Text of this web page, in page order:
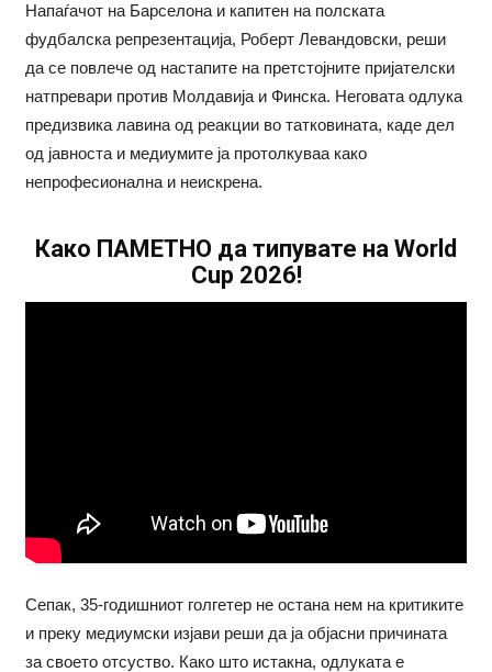
Напаѓачот на Барселона и капитен на полската
фудбалска репрезентација, Роберт Левандовски, реши
да се повлече од настапите на претстојните пријателски
натпревари против Молдавија и Финска. Неговата одлука
предизвика лавина од реакции во татковината, каде дел
од јавноста и медиумите ја протолкуваа како
непрофесионална и неискрена.
Како ПАМЕТНО да типувате на World
Cup 2026!
Сепак, 35-годишниот голгетер не остана нем на критиките
и преку медиумски изјави реши да ја објасни причината
за своето отсуство. Како што истакна, одлуката е